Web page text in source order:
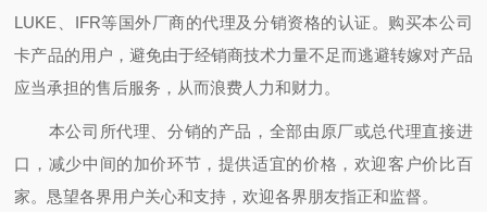
LUKE、IFR等国外厂商的代理及分销资格的认证。购买本公司
卡产品的用户，避免由于经销商技术力量不足而逃避转嫁对产品
应当承担的售后服务，从而浪费人力和财力。
本公司所代理、分销的产品，全部由原厂或总代理直接进
口，减少中间的加价环节，提供适宜的价格，欢迎客户价比百
家。恳望各界用户关心和支持，欢迎各界朋友指正和监督。